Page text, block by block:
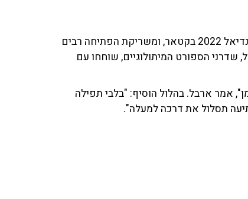
שבוע חלף מהיום בו החל בקול תרועות מונדיאל 2022 בקטאר, ומשריקת הפתיחה רבים
שדרני הספורט המיתולוגיים, שוחחו עם
אמר ארבל. בהלול הוסיף: "בלבי תפילה
תסלול את דרכה למעלה".